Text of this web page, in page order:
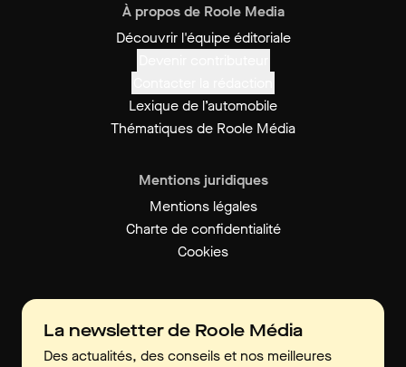
À propos de Roole Media
Découvrir l'équipe éditoriale
Lexique de l’automobile
Thématiques de Roole Média
Mentions juridiques
Mentions légales
Charte de confidentialité
Cookies
La newsletter de Roole Média
Des actualités, des conseils et nos meilleures